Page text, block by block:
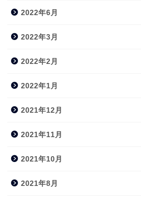
2022年6月
2022年3月
2022年2月
2022年1月
2021年12月
2021年11月
2021年10月
2021年8月